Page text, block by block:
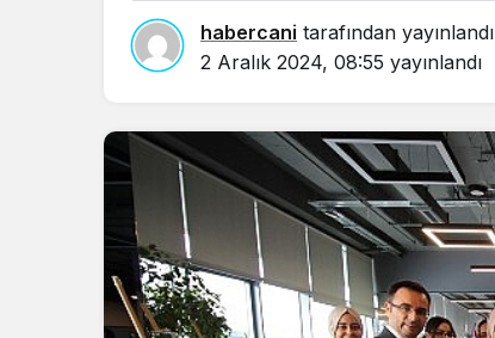
habercani tarafından yayınlandı
2 Aralık 2024, 08:55 yayınlandı